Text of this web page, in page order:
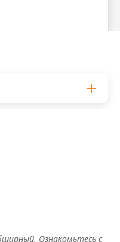
Ознакомьтесь с